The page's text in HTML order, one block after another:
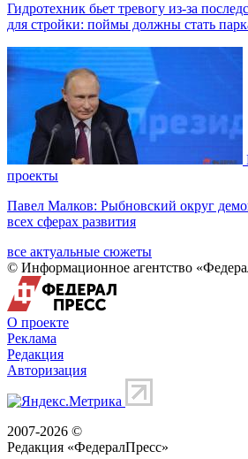
Гидротехник бьет тревогу из-за
для стройки: поймы должны стать
проекты
Павел Малков: Рыбновский округ
всех сферах развития
все актуальные сюжеты
© Информационное агентство
О проекте
Реклама
Редакция
Авторизация
2007-2026 ©
Редакция «ФедералПресс»